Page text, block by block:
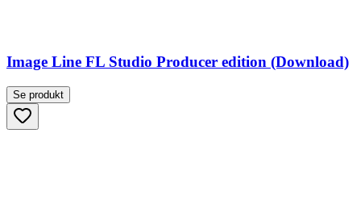
Image Line FL Studio Producer edition (Download)
Se produkt